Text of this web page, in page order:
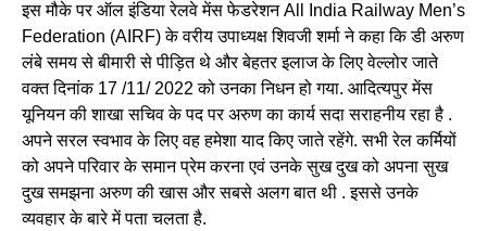
इस मौके पर ऑल इंडिया रेलवे मेंस फेडरेशन All India Railway Men’s
Federation (AIRF) के वरीय उपाध्यक्ष शिवजी शर्मा ने कहा कि डी अरुण
लंबे समय से बीमारी से पीड़ित थे और बेहतर इलाज के लिए वेल्लोर जाते
वक्त दिनांक 17 /11/ 2022 को उनका निधन हो गया. आदित्यपुर मेंस
यूनियन की शाखा सचिव के पद पर अरुण का कार्य सदा सराहनीय रहा है .
अपने सरल स्वभाव के लिए वह हमेशा याद किए जाते रहेंगे. सभी रेल कर्मियों
को अपने परिवार के समान प्रेम करना एवं उनके सुख दुख को अपना सुख
दुख समझना अरुण की खास और सबसे अलग बात थी . इससे उनके
व्यवहार के बारे में पता चलता है.